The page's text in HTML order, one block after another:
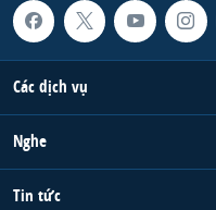
Các dịch vụ
Nghe
Tin tức